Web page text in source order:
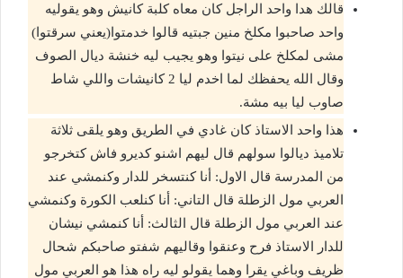
قالك هدا واحد الراجل كان معاه كلبة كانيش وهو يقوليه
واحد صاحبوا مكلخ منين جبتيه قالوا خدمتوا(يعني سرقتوا)
مشى لمكلخ على نيتوا وهو يجيب ليه خنشة ديال الصوف
وقال الله يحفظك لما اخدم ليا 2 كانيشات واللي شاط
صاوب ليا بيه مشة.
هذا واحد الاستاذ كان غادي في الطريق وهو يلقى ثلاثة
تلاميذ ديالوا سولهم قال ليهم اشنو كديرو فاش كتخرجو
من المدرسة قال الاول: أنا كنتسخر للدار وكنمشي عند
العربي مول الزطلة قال التاني: أنا كنلعب الكورة وكنمشي
عند العربي مول الزطلة قال الثالث: أنا كنمشي نيشان
للدار الاستاذ فرح وعنقوا وقاليهم شفتو صاحبكم شحال
ظريف وباغي يقرا وهما يقولو ليه راه هذا هو العربي مول